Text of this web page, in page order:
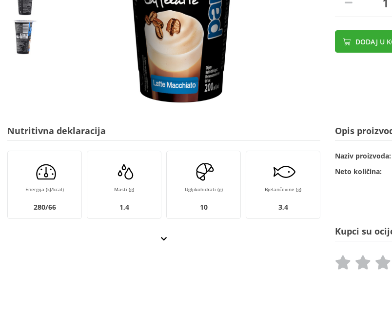
DODAJ U
Nutritivna deklaracija
Energija (kJ/kcal)
280/66
Masti (g)
1,4
Ugljikohidrati (g)
10
Bjelančevine (g)
3,4
Opis
Naziv proizvoda:
Neto količina:
Kupci su